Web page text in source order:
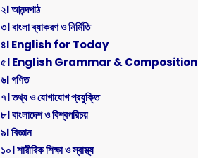
২। আনন্দপাঠ
৩। বাংলা ব্যাকরণ ও নির্মিতি
৪। English for Today
৫। English Grammar & Composition
৬। গণিত
৭। তথ্য ও যোগাযোগ প্রযুক্তি
৮। বাংলাদেশ ও বিশ্বপরিচয়
৯। বিজ্ঞান
১০। শারীরিক শিক্ষা ও স্বাস্থ্য